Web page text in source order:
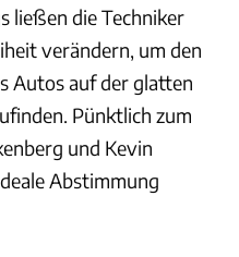
ließen die Techniker
verändern, um den
Autos auf der glatten
Pünktlich zum
und Kevin
Abstimmung